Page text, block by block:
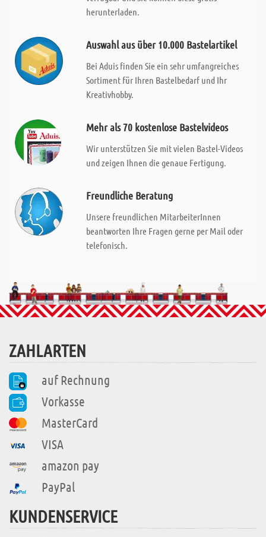
herunterladen.
Auswahl aus über 10.000 Bastelartikel
Bei Aduis finden Sie ein sehr umfangreiches
Sortiment für Ihren Bastelbedarf und Ihr
Kreativhobby.
Mehr als 70 kostenlose Bastelvideos
Wir unterstützen Sie mit vielen Bastel-Videos
und zeigen Ihnen die genaue Fertigung.
Freundliche Beratung
Unsere freundlichen MitarbeiterInnen
beantworten Ihre Fragen gerne per Mail oder
telefonisch.
ZAHLARTEN
auf Rechnung
Vorkasse
MasterCard
VISA
amazon pay
PayPal
KUNDENSERVICE